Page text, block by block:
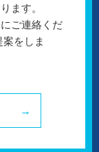
ます。
ご連絡くだ
をしま